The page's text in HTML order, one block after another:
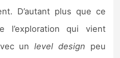
D’autant plus que ce
l’exploration qui vient
unlevel design peu